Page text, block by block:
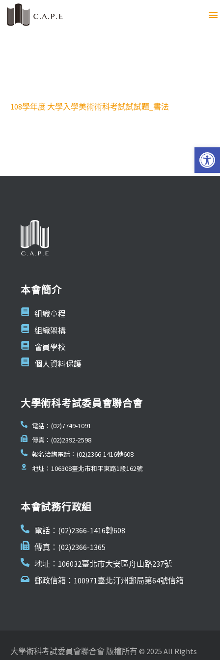
108學年度 大學入學美術術科考試試試題_書法
本會簡介
組織章程
組織架構
會員學校
個人資料保護
大學術科考試委員會聯合會
電話：(02)7749-1091
傳真：(02)2392-2598
報名洽詢電話：(02)2366-1416轉608
地址：106308臺北市和平東路1段162號
本會試務行政組
電話：(02)2366-1416轉608
傳真：(02)2366-1365
地址：106032臺北市大安區舟山路237號
郵政信箱：100971臺北汀州郵局第64號信箱
大學術科考試委員會聯合會 版權所有 © 2025 All Rights